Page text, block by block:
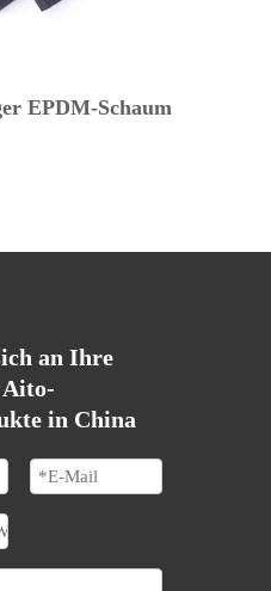
EPDM-Schaum
an Ihre
in China